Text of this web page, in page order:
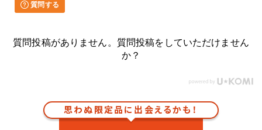
質問する
質問投稿がありません。質問投稿をしていただけません
か？
思わぬ限定品に出会えるかも！